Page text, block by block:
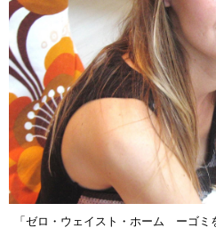
「ゼロ・ウェイスト・ホーム ーゴミ